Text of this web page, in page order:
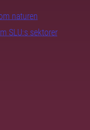
naturen
SLU:s sektorer